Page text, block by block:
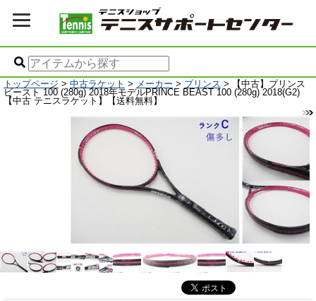
トップページ > 中古ラケット > メーカー > プリンス > 【中古】プリンス
ビースト 100 (280g) 2018年モデルPRINCE BEAST 100 (280g) 2018(G2)
【中古 テニスラケット】【送料無料】